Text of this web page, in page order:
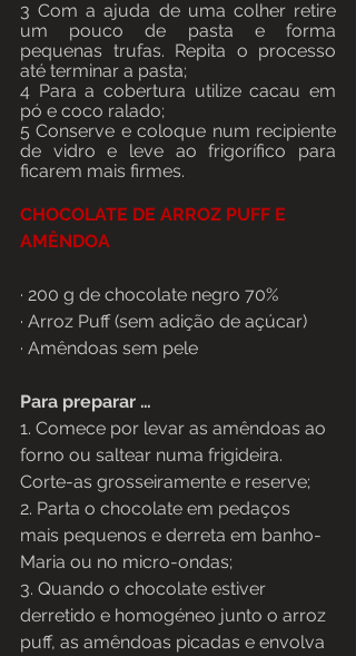
3 Com a ajuda de uma colher retire
um pouco de pasta e forma
pequenas trufas. Repita o processo
até terminar a pasta;
4 Para a cobertura utilize cacau em
pó e coco ralado;
5 Conserve e coloque num recipiente
de vidro e leve ao frigorífico para
ficarem mais firmes.
CHOCOLATE DE ARROZ PUFF E
AMÊNDOA
· 200 g de chocolate negro 70%
· Arroz Puff (sem adição de açúcar)
· Amêndoas sem pele
Para preparar …
1. Comece por levar as amêndoas ao
forno ou saltear numa frigideira.
Corte-as grosseiramente e reserve;
2. Parta o chocolate em pedaços
mais pequenos e derreta em banho-
Maria ou no micro-ondas;
3. Quando o chocolate estiver
derretido e homogéneo junto o arroz
puff, as amêndoas picadas e envolva